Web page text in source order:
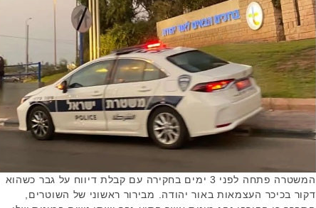
המשטרה פתחה לפני 3 ימים בחקירה עם קבלת דיווח על גבר כשהוא
דקור בכיכר העצמאות באור יהודה. מבירור ראשוני של השוטרים,